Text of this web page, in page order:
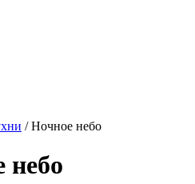
/ Ночное небо
небо